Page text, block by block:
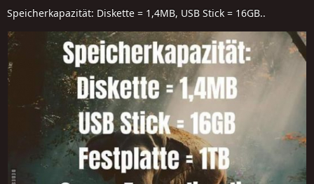
Speicherkapazität: Diskette = 1,4MB, USB Stick = 16GB..